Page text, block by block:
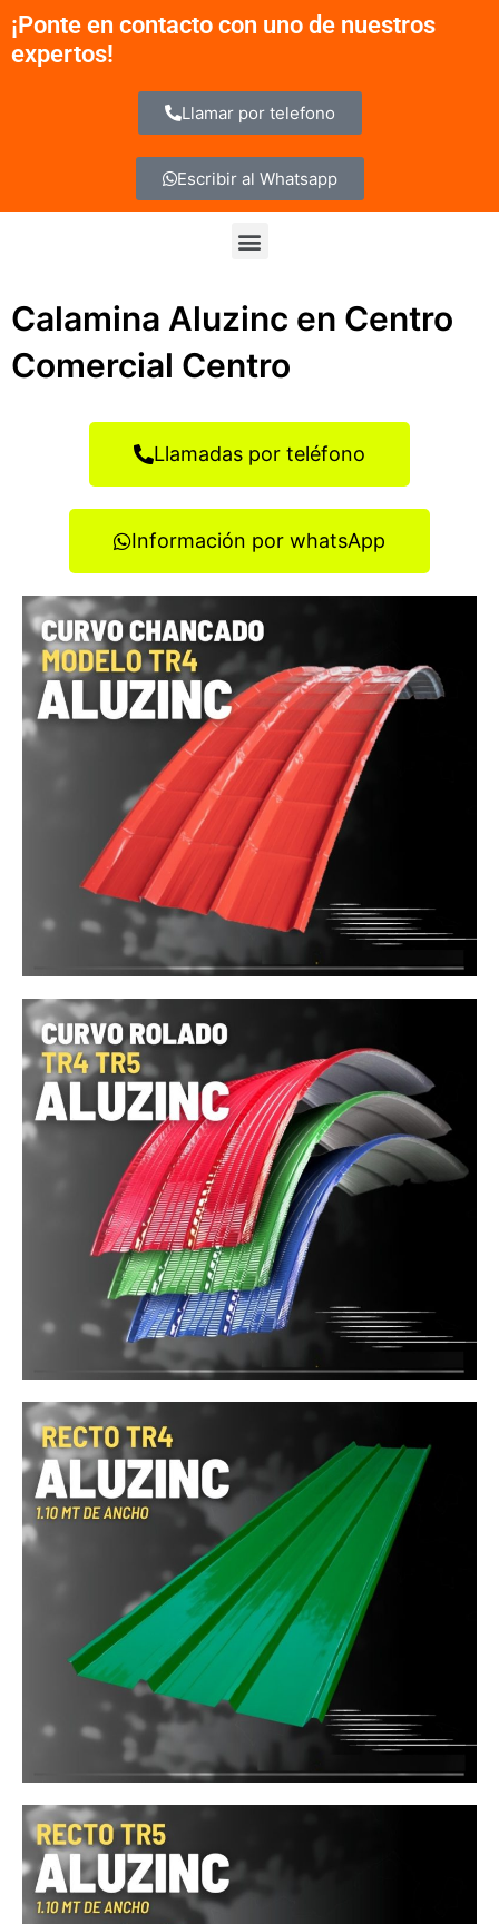
contenido
¡Ponte en contacto con uno de nuestros
expertos!
Llamar por telefono
Escribir al Whatsapp
Menu
Calamina Aluzinc en Centro
Comercial Centro
Llamadas por teléfono
Información por whatsApp